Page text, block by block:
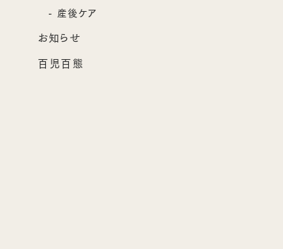
産後ケア
お知らせ
百児百態